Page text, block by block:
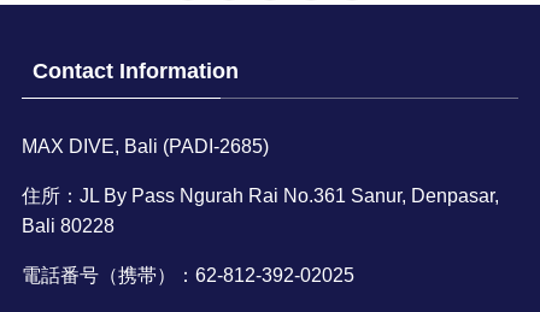
Contact Information
MAX DIVE, Bali (PADI-2685)
住所：JL By Pass Ngurah Rai No.361 Sanur, Denpasar,
Bali 80228
電話番号（携帯）：62-812-392-02025